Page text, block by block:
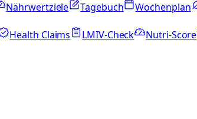
Nährwertziele Tagebuch Wochenplan
Health Claims LMIV-Check Nutri-Score